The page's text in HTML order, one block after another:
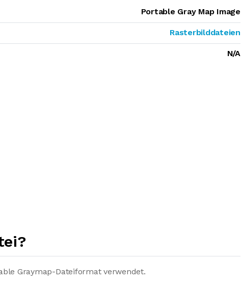
Portable Gray Map Image
Rasterbilddateien
N/A
Graymap-Dateiformat verwendet.